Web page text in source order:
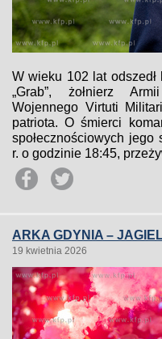
W wieku 102 lat
„Grab”, żołnierz
Wojennego Virtuti
patriota. O śmierci
społecznościowych jego
r. o godzinie 18:45,
ARKA GDYNIA –
19 kwietnia 2026